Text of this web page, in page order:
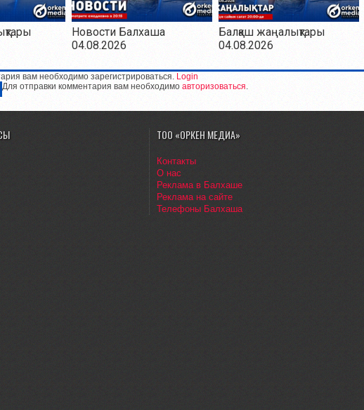
Новости Балхаша
04.08.2026
Балқаш жаңалықтары
04.08.2026
вам необходимо зарегистрироваться. Login
Для отправки комментария вам необходимо авторизоваться.
ТОО «ОРКЕН МЕДИА»
Контакты
О нас
Реклама в Балхаше
Реклама на сайте
Телефоны Балхаша